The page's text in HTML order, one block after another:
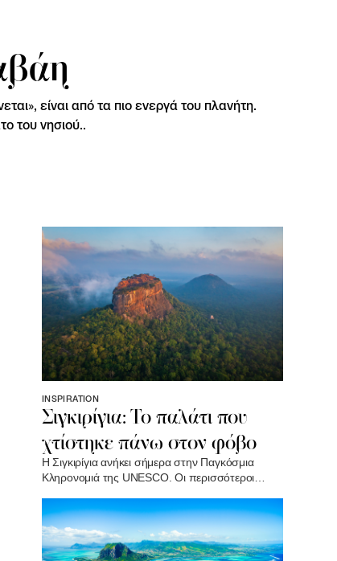
είναι από τα πιο ενεργά του πλανήτη.
του νησιού..
INSPIRATION
Σιγκιρίγια: Το παλάτι που
χτίστηκε πάνω στον φόβο
Η Σιγκιρίγια ανήκει σήμερα στην Παγκόσμια
Κληρονομιά της UNESCO. Οι περισσότεροι
κάθε σκαλοπάτι. Αυτό που μένει, όμως, δεν είναι
η ομορφιά. Είναι η αίσθηση ότι στέκεσαι στο
σημείο όπου η φιλοδοξία, η απομόνωση και η
τέχνη συνάντησαν τον ουρανό..